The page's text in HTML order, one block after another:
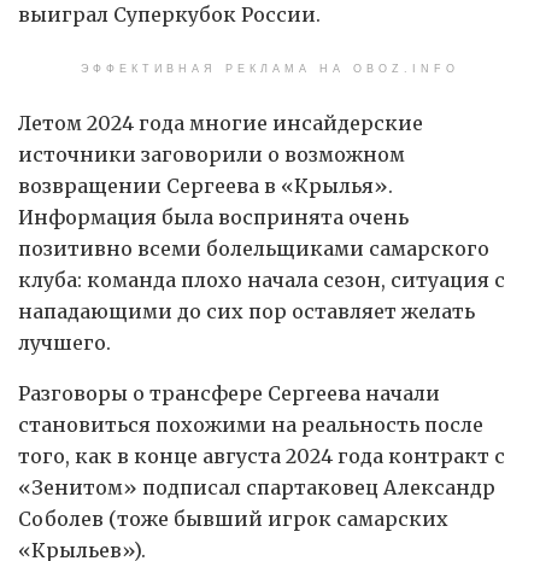
выиграл Суперкубок России.
ЭФФЕКТИВНАЯ РЕКЛАМА НА OBOZ.INFO
Летом 2024 года многие инсайдерские
источники заговорили о возможном
возвращении Сергеева в «Крылья».
Информация была воспринята очень
позитивно всеми болельщиками самарского
клуба: команда плохо начала сезон, ситуация с
нападающими до сих пор оставляет желать
лучшего.
Разговоры о трансфере Сергеева начали
становиться похожими на реальность после
того, как в конце августа 2024 года контракт с
«Зенитом» подписал спартаковец Александр
Соболев (тоже бывший игрок самарских
«Крыльев»).